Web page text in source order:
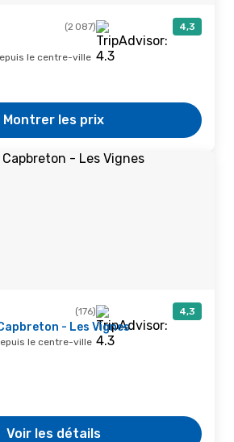
(2 087) 4,3
le centre-ville
Montrer les prix
(176) 4,3
- Les Vignes
le centre-ville
Voir les détails